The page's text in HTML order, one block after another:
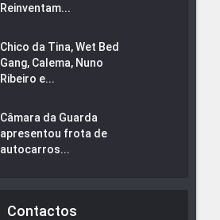
Reinventam...
Chico da Tina, Wet Bed
Gang, Calema, Nuno
Ribeiro e...
Câmara da Guarda
apresentou frota de
autocarros...
Contactos